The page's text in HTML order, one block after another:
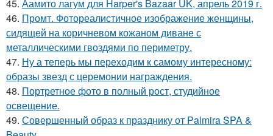
45. Аамито лагум для Harper's Bazaar UK, апрель 2019 г.
46. Промт. Фотореалистичное изображение женщины,
сидящей на коричневом кожаном диване с
металлическими гвоздями по периметру.
47. Ну а теперь мы переходим к самому интересному:
образы звезд с церемонии награждения.
48. Портретное фото в полный рост, студийное
освещение.
49. Совершенный образ к празднику от Palmira SPA &